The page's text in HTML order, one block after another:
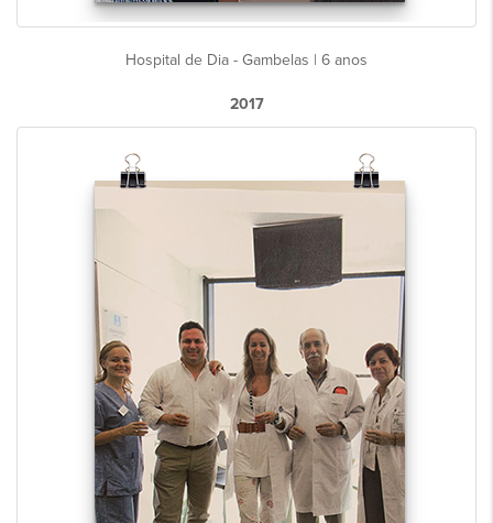
Hospital de Dia - Gambelas | 6 anos
2017